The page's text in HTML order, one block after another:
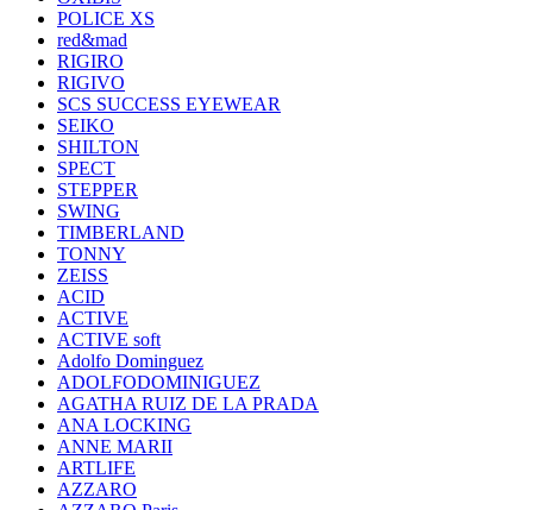
POLICE XS
red&mad
RIGIRO
RIGIVO
SCS SUCCESS EYEWEAR
SEIKO
SHILTON
SPECT
STEPPER
SWING
TIMBERLAND
TONNY
ZEISS
ACID
ACTIVE
ACTIVE soft
Adolfo Dominguez
ADOLFODOMINIGUEZ
AGATHA RUIZ DE LA PRADA
ANA LOCKING
ANNE MARII
ARTLIFE
AZZARO